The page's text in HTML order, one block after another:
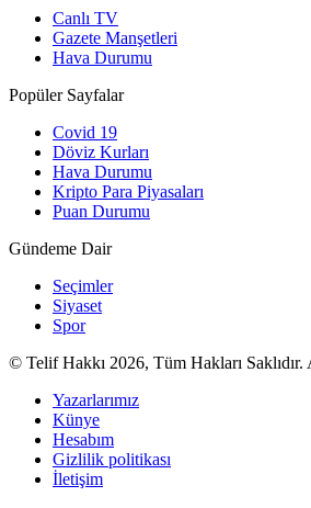
Canlı TV
Gazete Manşetleri
Hava Durumu
Popüler Sayfalar
Covid 19
Döviz Kurları
Hava Durumu
Kripto Para Piyasaları
Puan Durumu
Gündeme Dair
Seçimler
Siyaset
Spor
© Telif Hakkı 2026, Tüm Hakları Saklıdır.
Yazarlarımız
Künye
Hesabım
Gizlilik politikası
İletişim